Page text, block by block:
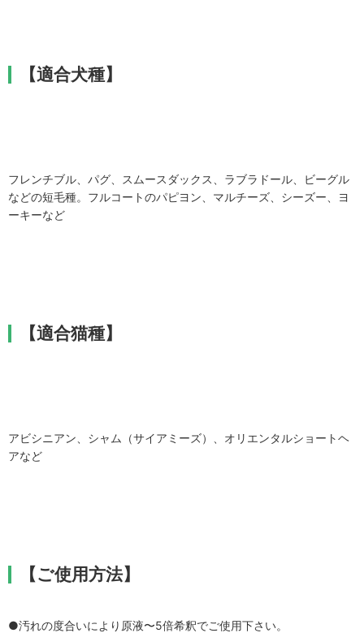
【適合犬種】
フレンチブル、パグ、スムースダックス、ラブラドール、ビーグル
などの短毛種。フルコートのパピヨン、マルチーズ、シーズー、ヨ
ーキーなど
【適合猫種】
アビシニアン、シャム（サイアミーズ）、オリエンタルショートヘ
アなど
【ご使用方法】
●汚れの度合いにより原液〜5倍希釈でご使用下さい。